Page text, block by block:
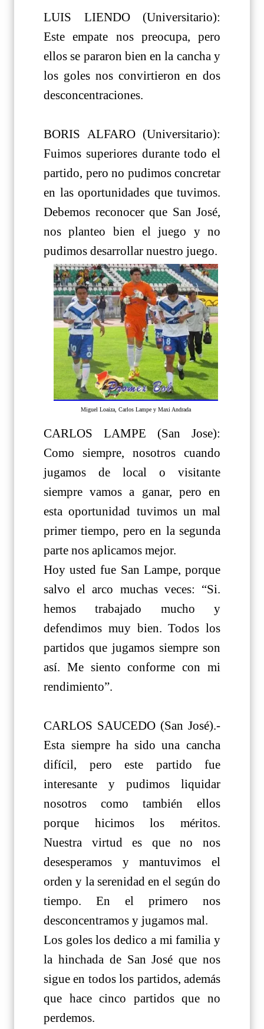
LUIS LIENDO (Universitario):
Este empate nos preocupa, pero
ellos se pararon bien en la cancha y
los goles nos convirtieron en dos
desconcentraciones.
BORIS ALFARO (Universitario):
Fuimos superiores durante todo el
partido, pero no pudimos concretar
en las oportunidades que tuvimos.
Debemos reconocer que San José,
nos planteo bien el juego y no
pudimos desarrollar nuestro juego.
Miguel Loaiza, Carlos Lampe y Maxi Andrada
CARLOS LAMPE (San Jose):
Como siempre, nosotros cuando
jugamos de local o visitante
siempre vamos a ganar, pero en
esta oportunidad tuvimos un mal
primer tiempo, pero en la segunda
parte nos aplicamos mejor.
Hoy usted fue San Lampe, porque
salvo el arco muchas veces: “Si.
hemos trabajado mucho y
defendimos muy bien. Todos los
partidos que jugamos siempre son
así. Me siento conforme con mi
rendimiento”.
CARLOS SAUCEDO (San José).-
Esta siempre ha sido una cancha
difícil, pero este partido fue
interesante y pudimos liquidar
nosotros como también ellos
porque hicimos los méritos.
Nuestra virtud es que no nos
desesperamos y mantuvimos el
orden y la serenidad en el según do
tiempo. En el primero nos
desconcentramos y jugamos mal.
Los goles los dedico a mi familia y
la hinchada de San José que nos
sigue en todos los partidos, además
que hace cinco partidos que no
perdemos.